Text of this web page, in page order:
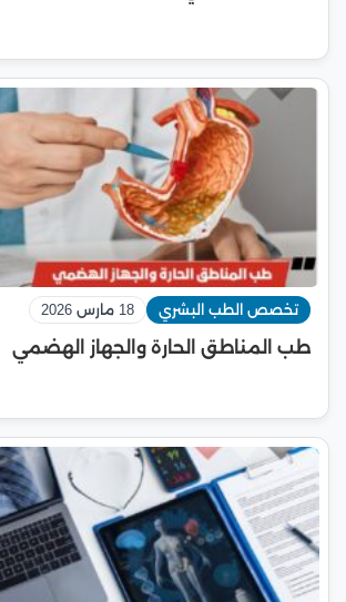
تخصص الطب البشري 18 مارس 2026
طب المناطق الحارة والجهاز الهضمي